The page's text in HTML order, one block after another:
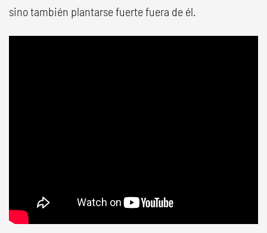
sino también plantarse fuerte fuera de él.